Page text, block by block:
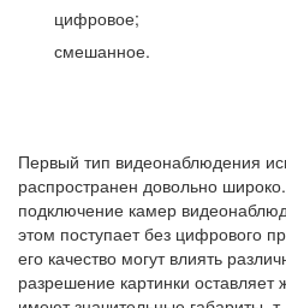
цифровое;
смешанное.
Первый тип видеонаблюдения
распространен довольно
подключение камер
этом поступает без цифрового
его качество могут влиять
разрешение картинки